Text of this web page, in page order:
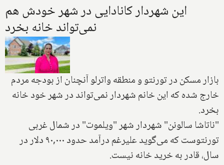
این شهردار کانادایی در شهر خودش هم
نمی‌تواند خانه بخرد
بازار مسکن در تورنتو و منطقه واترلو آنچنان از بودجه مردم
خارج شده که این خانم شهردار نمی‌تواند در شهر خود خانه
بخرد.
"ناتاشا سالونن" شهردار شهر "ویلموت" در شمال غربی
تورنتوست که می‌گوید علیرغم درآمد حدود ۹۰,۰۰۰ دلار در
سال، قادر به خرید خانه نیست.